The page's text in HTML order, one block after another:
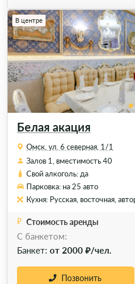
Белая акация
В центре
Омск, ул. 6 северная, 1/1
Залов 1, вместимость 40
Свой алкоголь: да
Парковка: на 25 авто
Кухня: Русская, восточная,
Стоимость аренды
C банкетом:
Банкет: от 2000 ₽/чел.
Позвонить